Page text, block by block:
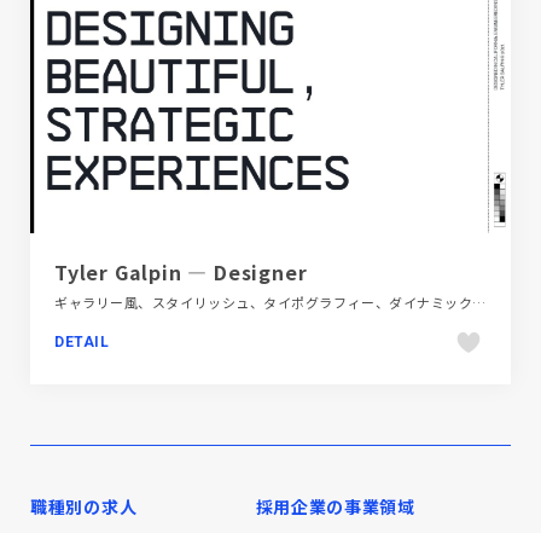
Tyler Galpin — Designer
ギャラリー風、スタイリッシュ、タイポグラフィー、ダイナミック、デザイン・アート・音楽・文芸、ブラック系 、ホワイト系、ポートフォリオ、大きめ写真、海外サイト
DETAIL
職種別の求人
採用企業の事業領域